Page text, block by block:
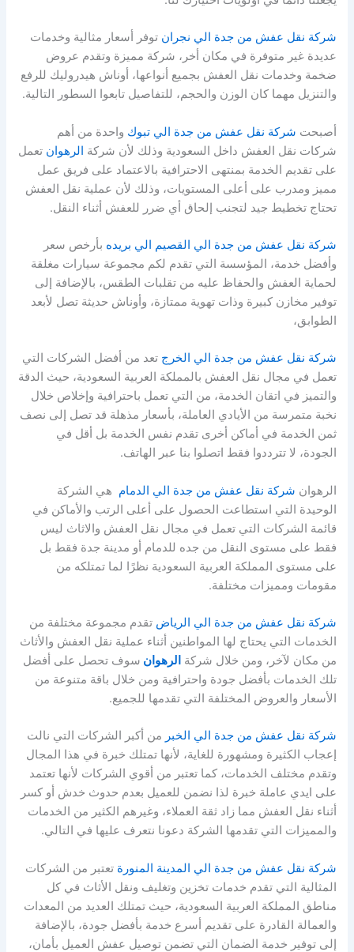
شركة نقل عفش من جدة الي نجران توفر أسعار مثالية وخدمات
عديدة غير متوفرة في مكان أخر، شركة مميزة وتقدم عروض
ضخمة وخدمات نقل العفش بجميع أنواعها، أوناش هيدروليك للرفع
والتنزيل مهما كان الوزن والحجم، للتفاصيل تابعوا السطور التالية.
أصبحت شركة نقل عفش من جدة الي تبوك واحدة من أهم
شركات نقل العفش داخل السعودية وذلك لأن شركة الرهوانتعمل
على تقديم الخدمة بمنتهى الاحترافية بالاعتماد على فريق عمل
مميز ومدرب على أعلى المستويات، وذلك لأن عملية نقل العفش
تحتاج تخطيط جيد لتجنب إلحاق أي ضرر للعفش أثناء النقل.
شركة نقل عفش من جدة الي القصيم الي بريده بأرخص سعر
وأفضل خدمة، المؤسسة التي تقدم لكم مجموعة سيارات مغلقة
لحماية العفش والحفاظ عليه من تقلبات الطقس، بالإضافة إلى
توفير مخازن كبيرة وذات تهوية ممتازة، وأوناش حديثة تصل لأبعد
الطوابق،
شركة نقل عفش من جدة الي الخرج تعد من أفضل الشركات التي
تعمل في مجال نقل العفش بالمملكة العربية السعودية، حيث الدقة
والتميز في اتقان الخدمة، من التي تعمل باحترافية وإخلاص خلال
نخبة متمرسة من الأيادي العاملة، بأسعار مذهلة قد تصل إلى نصف
ثمن الخدمة في أماكن أخرى تقدم نفس الخدمة بل أقل في
الجودة، لا تترددوا فقط اتصلوا بنا عبر الهاتف.
الرهوان شركة نقل عفش من جدة الي الدمام هي الشركة
الوحيدة التي استطاعت الحصول على أعلى الرتب والأماكن في
قائمة الشركات التي تعمل في مجال نقل العفش والاثاث ليس
فقط على مستوى النقل من جده للدمام أو مدينة جدة فقط بل
على مستوى المملكة العربية السعودية نظرًا لما تمتلكه من
مقومات ومميزات مختلفة.
شركة نقل عفش من جدة الي الرياض تقدم مجموعة مختلفة من
الخدمات التي يحتاج لها المواطنين أثناء عملية نقل العفش والأثاث
من مكان لآخر، ومن خلال شركة الرهوان سوف تحصل على أفضل
تلك الخدمات بأفضل جودة واحترافية ومن خلال باقة متنوعة من
الأسعار والعروض المختلفة التي تقدمها للجميع.
شركة نقل عفش من جدة الي الخبر من أكبر الشركات التي نالت
إعجاب الكثيرة ومشهورة للغاية، لأنها تمتلك خبرة في هذا المجال
وتقدم مختلف الخدمات، كما تعتبر من أقوي الشركات لأنها تعتمد
على ايدي عاملة خبرة لذا نضمن للعميل بعدم حدوث خدش أو كسر
أثناء نقل العفش مما زاد ثقة العملاء، وغيرهم الكثير من الخدمات
والمميزات التي تقدمها الشركة دعونا نتعرف عليها في التالي.
شركة نقل عفش من جدة الي المدينة المنورة تعتبر من الشركات
المثالية التي تقدم خدمات تخزين وتغليف ونقل الأثاث في كل
مناطق المملكة العربية السعودية، حيث تمتلك العديد من المعدات
والعمالة القادرة على تقديم أسرع خدمة بأفضل جودة، بالإضافة
إلى توفير خدمة الضمان التي تضمن توصيل عفش العميل بأمان،